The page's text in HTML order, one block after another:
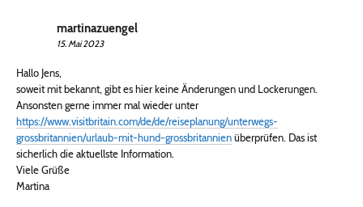
martinazuengel
15. Mai 2023
Hallo Jens,
soweit mit bekannt, gibt es hier keine Änderungen und Lockerungen.
Ansonsten gerne immer mal wieder unter
https://www.visitbritain.com/de/de/reiseplanung/unterwegs-
grossbritannien/urlaub-mit-hund-grossbritannienüberprüfen. Das ist
sicherlich die aktuellste Information.
Viele Grüße
Martina